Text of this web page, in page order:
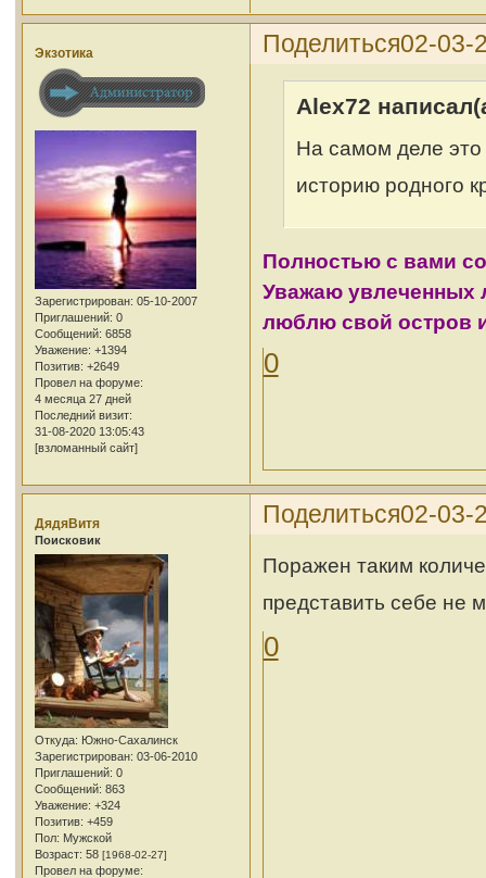
Поделиться02-03-
Экзотика
Зарегистрирован: 05-10-2007
Приглашений: 0
Сообщений: 6858
Уважение: +1394
Позитив: +2649
Провел на форуме:
4 месяца 27 дней
Последний визит:
31-08-2020 13:05:43
[взломанный сайт]
Alex72
На самом деле это
историю родного
Полностью с вами
Уважаю увлеченных
люблю свой остров и
0
Поделиться02-03-
ДядяВитя
Поисковик
Откуда: Южно-Сахалинск
Зарегистрирован: 03-06-2010
Приглашений: 0
Сообщений: 863
Уважение: +324
Позитив: +459
Пол: Мужской
Возраст: 58 [1968-02-27]
Провел на форуме:
Поражен таким
представить себе не
0